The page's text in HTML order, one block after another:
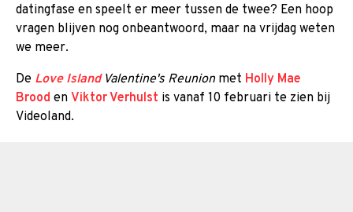
datingfase en speelt er meer tussen de twee? Een hoop
vragen blijven nog onbeantwoord, maar na vrijdag weten
we meer.
De Love IslandValentine's Reunionmet Holly Mae
Brood en Viktor Verhulst is vanaf 10 februari te zien bij
Videoland.